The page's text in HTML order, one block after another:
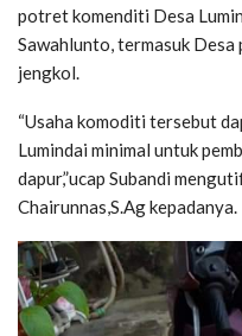
potret komenditi Desa
Sawahlunto, termasuk Desa
jengkol.
“Usaha komoditi tersebut
Lumindai minimal untuk
dapur,”ucap Subandi
Chairunnas,S.Ag kepadanya.